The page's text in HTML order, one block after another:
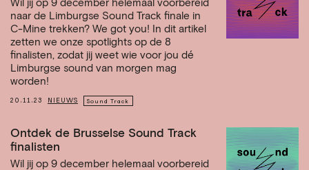
Wil jij op 9 december helemaal voorbereid
naar de Limburgse Sound Track finale in
C-Mine trekken? We got you! In dit artikel
zetten we onze spotlights op de 8
finalisten, zodat jij weet wie voor jou dé
Limburgse sound van morgen mag
worden!
20.11.23 NIEUWS Sound Track
Ontdek de Brusselse Sound Track
finalisten
Wil jij op 9 december helemaal voorbereid